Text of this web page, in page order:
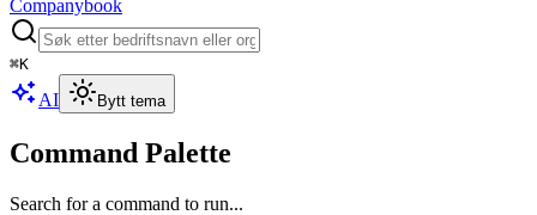
Companybook
⌘K
AI Bytt tema
Command Palette
Search for a command to run...